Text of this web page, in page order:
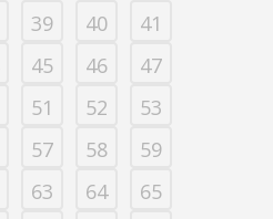
39 40
41
45 46
47
51 52
53
57 58
59
63 64
65